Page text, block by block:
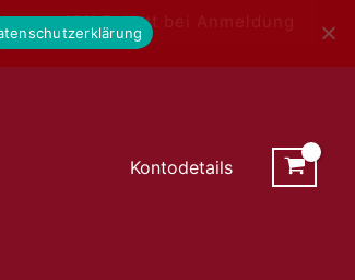
- 10% Rabatt bei Anmeldung
Kontodetails